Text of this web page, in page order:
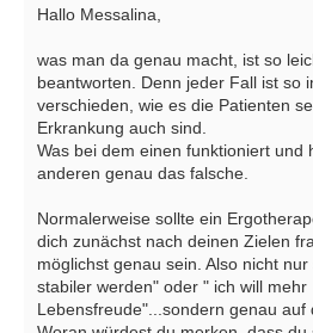
Hallo Messalina,
was man da genau macht, ist so
beantworten. Denn jeder Fall ist so
verschieden, wie es die Patienten
Erkrankung auch sind.
Was bei dem einen funktioniert und
anderen genau das falsche.
Normalerweise sollte ein
dich zunächst nach deinen Zielen
möglichst genau sein. Also nicht
stabiler werden" oder " ich will mehr
Lebensfreude"...sondern genau auf